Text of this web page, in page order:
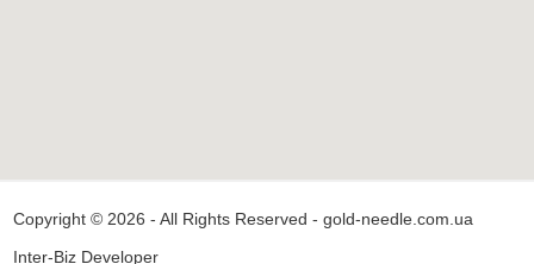
Copyright © 2026 - All Rights Reserved - gold-needle.com.ua
Inter-Biz Developer